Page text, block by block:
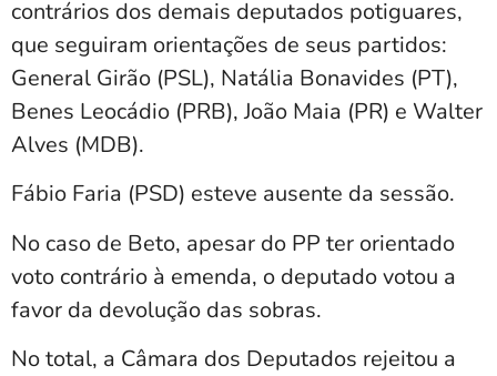
contrários dos demais deputados potiguares,
que seguiram orientações de seus partidos:
General Girão (PSL), Natália Bonavides (PT),
Benes Leocádio (PRB), João Maia (PR) e Walter
Alves (MDB).
Fábio Faria (PSD) esteve ausente da sessão.
No caso de Beto, apesar do PP ter orientado
voto contrário à emenda, o deputado votou a
favor da devolução das sobras.
No total, a Câmara dos Deputados rejeitou a